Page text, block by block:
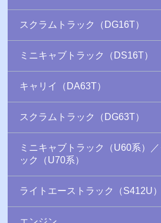
スクラムトラック（DG16T）
ミニキャブトラック（DS16T）
キャリイ（DA63T）
スクラムトラック（DG63T）
ミニキャブトラック（U60系）
ック（U70系）
ライトエーストラック（S412U）